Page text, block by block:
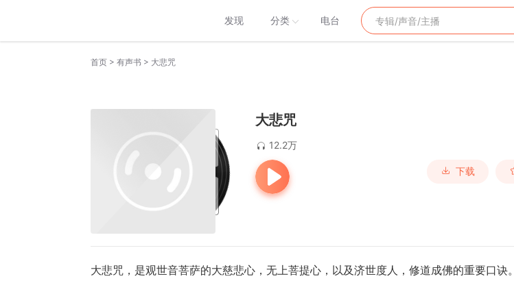
发现 分类 电台
首页 > 有声书 > 大悲咒
大悲咒
12.2万
下载
大悲咒，是观世音菩萨的大慈悲心，无上菩提心，以及济世度人，修道成佛的重要口诀。